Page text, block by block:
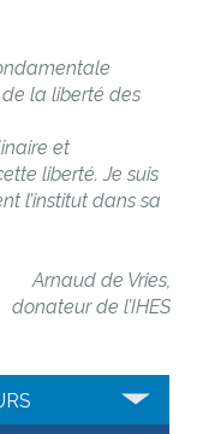
de la liberté des
et
liberté. Je suis
l’institut dans sa
Arnaud de Vries,
donateur de l’IHES